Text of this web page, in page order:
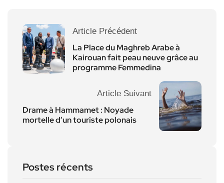
Article Précédent
La Place du Maghreb Arabe à
Kairouan fait peau neuve grâce au
programme Femmedina
Article Suivant
Drame à Hammamet : Noyade
mortelle d’un touriste polonais
Postes récents